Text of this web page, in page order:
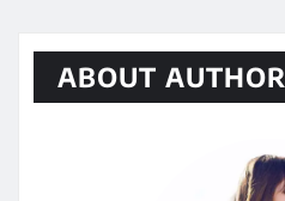
ABOUT AUTHOR